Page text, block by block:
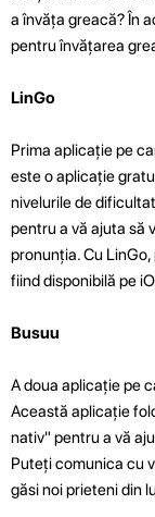
a învăța greacă? În
pentru învățarea
LinGo
Prima aplicație pe
este o aplicație
nivelurile de
pentru a vă ajuta să
pronunția. Cu
fiind disponibilă pe
Busuu
A doua aplicație pe
Această aplicație
nativ" pentru a vă
Puteți comunica cu
găsi noi prieteni din